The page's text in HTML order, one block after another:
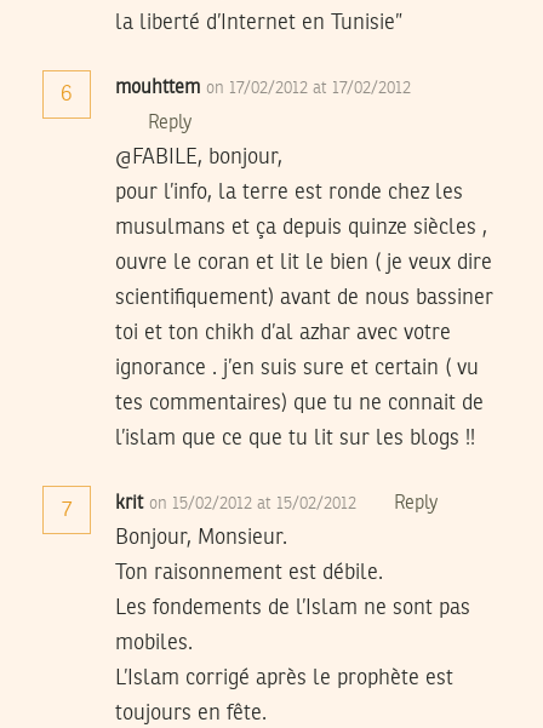
la liberté d’Internet en Tunisie”
6 mouhttem on 17/02/2012 at 17/02/2012
Reply
@FABILE, bonjour,
pour l’info, la terre est ronde chez les
musulmans et ça depuis quinze siècles ,
ouvre le coran et lit le bien ( je veux dire
scientifiquement) avant de nous bassiner
toi et ton chikh d’al azhar avec votre
ignorance . j’en suis sure et certain ( vu
tes commentaires) que tu ne connait de
l’islam que ce que tu lit sur les blogs !!
7 krit on 15/02/2012 at 15/02/2012 Reply
Bonjour, Monsieur.
Ton raisonnement est débile.
Les fondements de l’Islam ne sont pas
mobiles.
L’Islam corrigé après le prophète est
toujours en fête.